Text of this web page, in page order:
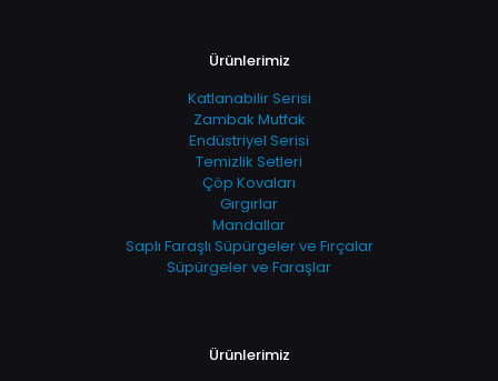
Ürünlerimiz
Katlanabilir Serisi
Zambak Mutfak
Endüstriyel Serisi
Temizlik Setleri
Çöp Kovaları
Gırgırlar
Mandallar
Saplı Faraşlı Süpürgeler ve Fırçalar
Süpürgeler ve Faraşlar
Ürünlerimiz